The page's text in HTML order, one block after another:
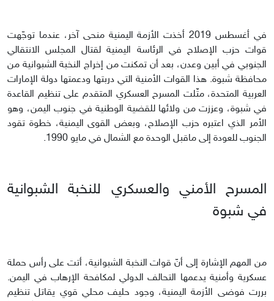
في أغسطس 2019 أخذت الأزمة اليمنية منحى آخر، عندما توجّهت
قوات حزب الإصلاح في الرئاسة اليمنية لقتال المجلس الانتقالي
الجنوبي في أبين وعدن، بعد أن تمكنت من إخراج النخبة الشبوانية من
محافظة شبوة. هذا القوات الأمنية التي دربتها ودعمتها دولة الإمارات
العربية المتحدة، مثّلت المسرح العسكري المتقدم على تنظيم القاعدة
في شبوة، وعززت من ولائها للقضية الوطنية في جنوب اليمن، وهو
الأمر الذي اعتبره حزب الإصلاح، وبعض القوى اليمنية، خطوة تقود
الجنوب للعودة إلى ماقبل الوحدة مع الشمال في مايو 1990.
المسرح الأمني والعسكري للنخبة الشبوانية
في شبوة
من المهم الإشارة إلى أنّ قوات النخبة الشبوانية، أتت على رأس حملة
عسكرية وأمنية يدعمها التحالف الدولي لمكافحة الإرهاب في اليمن.
بررت فوضى الأزمة اليمنية، وجود حليف محلي قوي يقاتل تنظيم